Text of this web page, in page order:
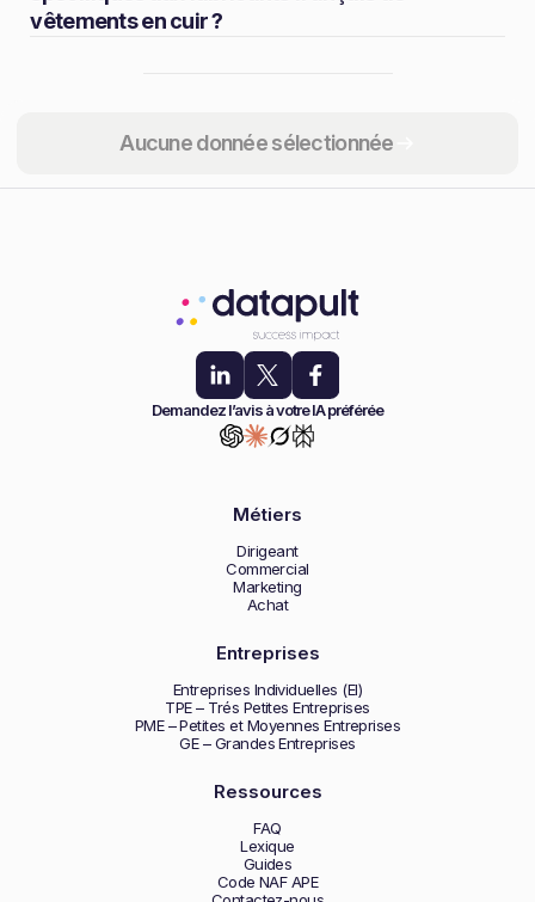
Aucune donnée sélectionnée
vêtements en cuir ?
Partager
Demandez l’avis à votre IA préférée
Métiers
Dirigeant
Commercial
Marketing
Achat
Entreprises
Entreprises Individuelles (EI)
TPE – Trés Petites Entreprises
PME – Petites et Moyennes Entreprises
GE – Grandes Entreprises
Ressources
FAQ
Lexique
Guides
Code NAF APE